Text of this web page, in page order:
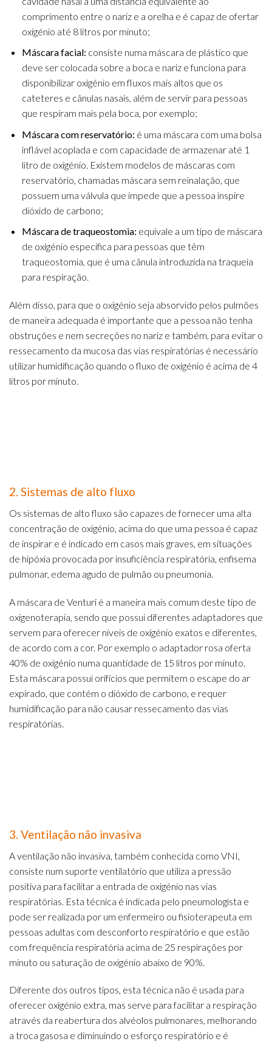
comprimento entre o nariz e a orelha e é capaz de ofertar
oxigénio até 8 litros por minuto;
Máscara facial: consiste numa máscara de plástico que
deve ser colocada sobre a boca e nariz e funciona para
disponibilizar oxigénio em fluxos mais altos que os
cateteres e cânulas nasais, além de servir para pessoas
que respiram mais pela boca, por exemplo;
Máscara com reservatório: é uma máscara com uma bolsa
inflável acoplada e com capacidade de armazenar até 1
litro de oxigénio. Existem modelos de máscaras com
reservatório, chamadas máscara sem reinalação, que
possuem uma válvula que impede que a pessoa inspire
dióxido de carbono;
Máscara de traqueostomia: equivale a um tipo de máscara
de oxigénio especifica para pessoas que têm
traqueostomia, que é uma cânula introduzida na traqueia
para respiração.
Além disso, para que o oxigénio seja absorvido pelos pulmões
de maneira adequada é importante que a pessoa não tenha
obstruções e nem secreções no nariz e também, para evitar o
ressecamento da mucosa das vias respiratórias é necessário
utilizar humidificação quando o fluxo de oxigénio é acima de 4
litros por minuto.
2. Sistemas de alto fluxo
Os sistemas de alto fluxo são capazes de fornecer uma alta
concentração de oxigénio, acima do que uma pessoa é capaz
de inspirar e é indicado em casos mais graves, em situações
de hipóxia provocada por insuficiência respiratória, enfisema
pulmonar, edema agudo de pulmão ou pneumonia.
A máscara de Venturi é a maneira mais comum deste tipo de
oxigenoterapia, sendo que possui diferentes adaptadores que
servem para oferecer níveis de oxigénio exatos e diferentes,
de acordo com a cor. Por exemplo o adaptador rosa oferta
40% de oxigénio numa quantidade de 15 litros por minuto.
Esta máscara possui orifícios que permitem o escape do ar
expirado, que contém o dióxido de carbono, e requer
humidificação para não causar ressecamento das vias
respiratórias.
3. Ventilação não invasiva
A ventilação não invasiva, também conhecida como VNI,
consiste num suporte ventilatório que utiliza a pressão
positiva para facilitar a entrada de oxigénio nas vias
respiratórias. Esta técnica é indicada pelo pneumologista e
pode ser realizada por um enfermeiro ou fisioterapeuta em
pessoas adultas com desconforto respiratório e que estão
com frequência respiratória acima de 25 respirações por
minuto ou saturação de oxigénio abaixo de 90%.
Diferente dos outros tipos, esta técnica não é usada para
oferecer oxigénio extra, mas serve para facilitar a respiração
através da reabertura dos alvéolos pulmonares, melhorando
a troca gasosa e diminuindo o esforço respiratório e é